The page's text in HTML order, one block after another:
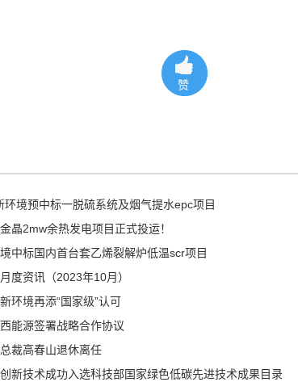
赞
环境预中标一脱硫系统及烟气提水epc项目
晶2mw余热发电项目正式投运！
中标国内首台套乙烯裂解炉低温scr项目
度资讯（2023年10月）
环境再添“国家级”认可
能源签署战略合作协议
裁高春山退休离任
新技术成功入选科技部国家绿色低碳先进技术成果目录